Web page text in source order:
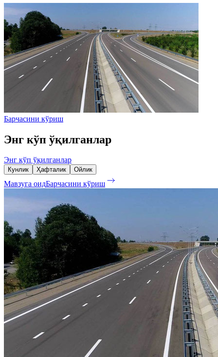
Барчасини кўриш
Энг кўп ўқилганлар
Энг кўп ўқилганлар
Кунлик Ҳафталик Ойлик
Мавзуга оидБарчасини кўриш